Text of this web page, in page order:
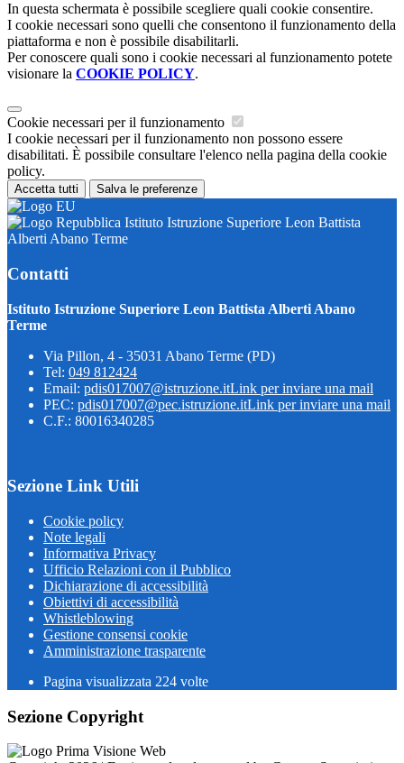
In questa schermata è possibile scegliere quali cookie consentire.
I cookie necessari sono quelli che consentono il funzionamento della
piattaforma e non è possibile disabilitarli.
Per conoscere quali sono i cookie necessari al funzionamento potete
visionare la COOKIE POLICY.
Cookie necessari per il funzionamento
I cookie necessari per il funzionamento non possono essere
disabilitati. È possibile consultare l'elenco nella pagina della cookie
policy.
Accetta tutti Salva le preferenze
Istituto Istruzione Superiore Leon Battista
Alberti Abano Terme
Contatti
Istituto Istruzione Superiore Leon Battista Alberti Abano
Terme
Via Pillon, 4 - 35031 Abano Terme (PD)
Tel: 049 812424
Email: pdis017007@istruzione.itLink per inviare una mail
PEC: pdis017007@pec.istruzione.itLink per inviare una mail
C.F.: 80016340285
Sezione Link Utili
Cookie policy
Note legali
Informativa Privacy
Ufficio Relazioni con il Pubblico
Dichiarazione di accessibilità
Obiettivi di accessibilità
Whistleblowing
Gestione consensi cookie
Amministrazione trasparente
Pagina visualizzata 224 volte
Sezione Copyright